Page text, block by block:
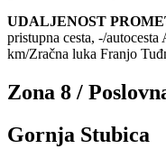
UDALJENOST
pristupna cesta, -/
km/Zračna luka Franjo
Zona 8 /
Gornja Stubica